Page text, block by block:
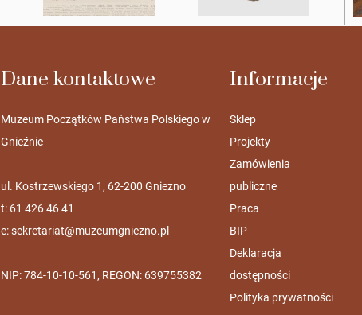
Dane kontaktowe
Muzeum Początków Państwa Polskiego w
Gnieźnie
ul. Kostrzewskiego 1, 62-200 Gniezno
t: 61 426 46 41
e:sekretariat@muzeumgniezno.pl
NIP: 784-10-10-561, REGON: 639755382
Informacje
Sklep
Projekty
Zamówienia
publiczne
Praca
BIP
Deklaracja
dostępności
Polityka prywatności